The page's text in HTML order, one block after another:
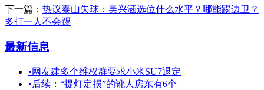
下一篇： 热议泰山失球：吴兴涵选位什么水平？哪能踢边卫？
多打一人不会踢
最新信息
•网友建多个维权群要求小米SU7退定
•后续：“提灯定损”的讹人房东有6个